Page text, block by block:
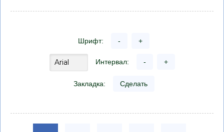
Шрифт: - +
Интервал: - +
Закладка: Сделать